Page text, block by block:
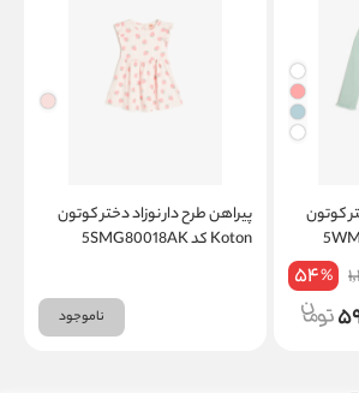
کوتون
54%
پیراهن طرح دار نوزاد دختر کوتون
Koton کد 5SMG80018AK
ناموجود